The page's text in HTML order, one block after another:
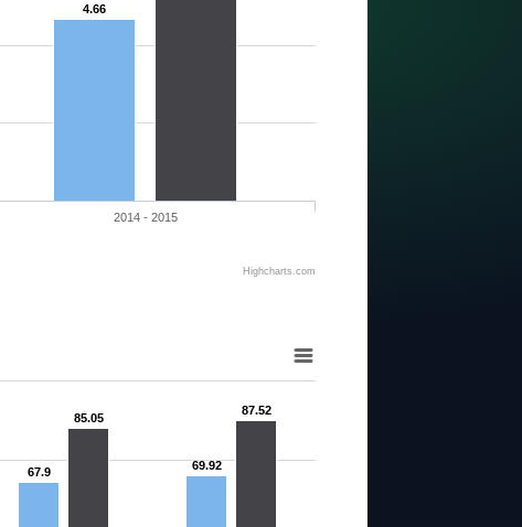
4.66
2014 - 2015
Highcharts.com
67.9 69.92
85.05
87.52